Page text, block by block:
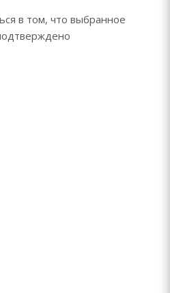
в том, что выбранное